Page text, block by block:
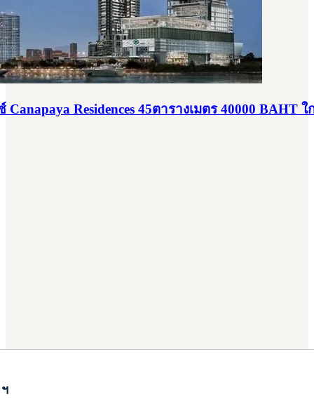
Residences 45ตารางเมตร 40000 BAHT